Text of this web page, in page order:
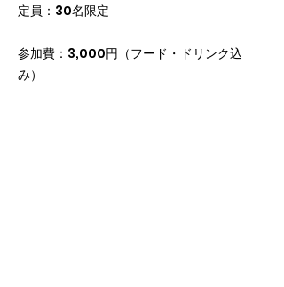
定員：30名限定
参加費：3,000円（フード・ドリンク込
み）